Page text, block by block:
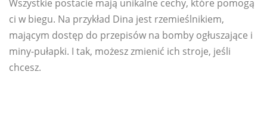
Wszystkie postacie mają unikalne cechy, które pomogą
ci w biegu. Na przykład Dina jest rzemieślnikiem,
mającym dostęp do przepisów na bomby ogłuszające i
miny-pułapki. I tak, możesz zmienić ich stroje, jeśli
chcesz.